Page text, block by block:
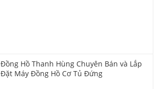
Đồng Hồ Thanh Hùng Chuyên Bán và Lắp
Đặt Máy Đồng Hồ Cơ Tủ Đứng